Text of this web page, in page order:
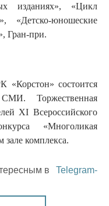
изданиях», «Цикл
юношеские
Гран-при.
«Корстон» состоится
Торжественная
XI Всероссийского
«Многоликая
зале комплекса.
в
Telegram-